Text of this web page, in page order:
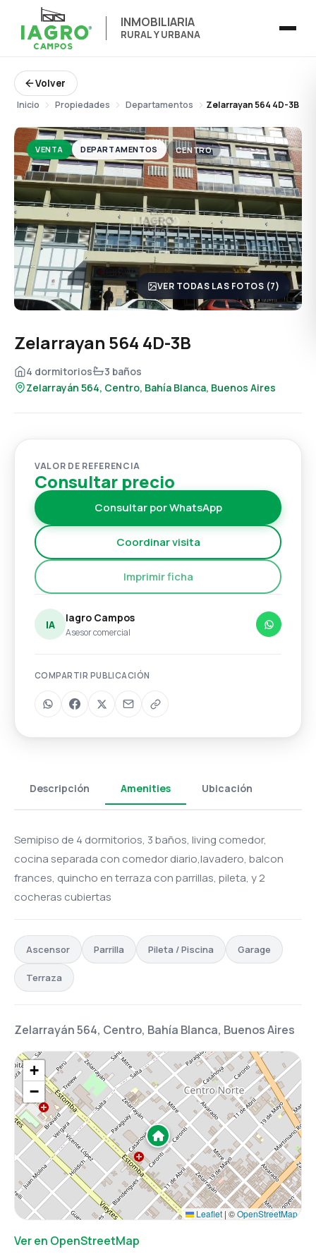
INMOBILIARIA
RURAL Y URBANA
Volver
Inicio Propiedades Departamentos Zelarrayan 564 4D-3B
VENTA DEPARTAMENTOS CENTRO
VER TODAS LAS FOTOS (7)
Zelarrayan 564 4D-3B
4 dormitorios
3 baños
Zelarrayán 564, Centro, Bahía Blanca, Buenos Aires
Descripción Amenities Ubicación
Semipiso de 4 dormitorios, 3 baños, living comedor,
cocina separada con comedor diario,lavadero, balcon
frances, quincho en terraza con parrillas, pileta, y 2
cocheras cubiertas
Ascensor Parrilla Pileta / Piscina Garage
Terraza
Zelarrayán 564, Centro, Bahía Blanca, Buenos Aires
+
−
Leaflet | ©OpenStreetMap
Ver en OpenStreetMap
VALOR DE REFERENCIA
Consultar precio
Consultar por WhatsApp
Coordinar visita
Imprimir ficha
IA
Iagro Campos
Asesor comercial
COMPARTIR PUBLICACIÓN